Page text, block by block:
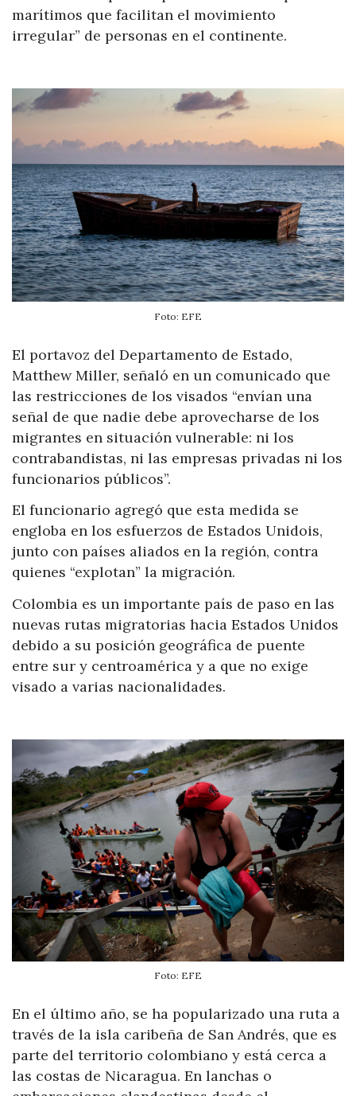
marítimos que facilitan el movimiento
irregular” de personas en el continente.
Foto: EFE
El portavoz del Departamento de Estado,
Matthew Miller, señaló en un comunicado que
las restricciones de los visados “envían una
señal de que nadie debe aprovecharse de los
migrantes en situación vulnerable: ni los
contrabandistas, ni las empresas privadas ni los
funcionarios públicos”.
El funcionario agregó que esta medida se
engloba en los esfuerzos de Estados Unidois,
junto con países aliados en la región, contra
quienes “explotan” la migración.
Colombia es un importante país de paso en las
nuevas rutas migratorias hacia Estados Unidos
debido a su posición geográfica de puente
entre sur y centroamérica y a que no exige
visado a varias nacionalidades.
Foto: EFE
En el último año, se ha popularizado una ruta a
través de la isla caribeña de San Andrés, que es
parte del territorio colombiano y está cerca a
las costas de Nicaragua. En lanchas o